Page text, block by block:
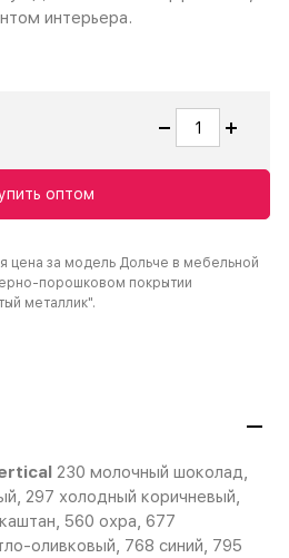
интерьера.
оптом
цена за модель Дольче в мебельной
порошковом покрытии
металлик".
230 молочный шоколад,
297 холодный коричневый,
560 охра, 677
оливковый, 768 синий, 795